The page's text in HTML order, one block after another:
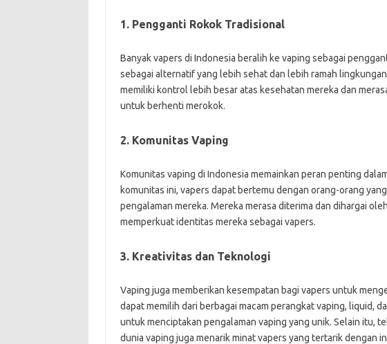
1. Pengganti Rokok Tradisional
Banyak vapers di Indonesia beralih ke vaping sebagai
sebagai alternatif yang lebih sehat dan lebih ramah
memiliki kontrol lebih besar atas kesehatan mereka dan
untuk berhenti merokok.
2. Komunitas Vaping
Komunitas vaping di Indonesia memainkan peran penting
komunitas ini, vapers dapat bertemu dengan orang-orang
pengalaman mereka. Mereka merasa diterima dan dihargai
memperkuat identitas mereka sebagai vapers.
3. Kreativitas dan Teknologi
Vaping juga memberikan kesempatan bagi vapers untuk
dapat memilih dari berbagai macam perangkat vaping, liquid,
untuk menciptakan pengalaman vaping yang unik. Selain itu,
dunia vaping juga menarik minat vapers yang tertarik dengan